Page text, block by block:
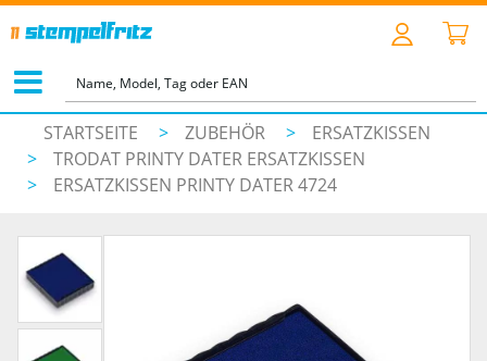
STARTSEITE > ZUBEHÖR >
ERSATZKISSEN
>
TRODAT PRINTY DATER ERSATZKISSEN
>
ERSATZKISSEN PRINTY DATER 4724